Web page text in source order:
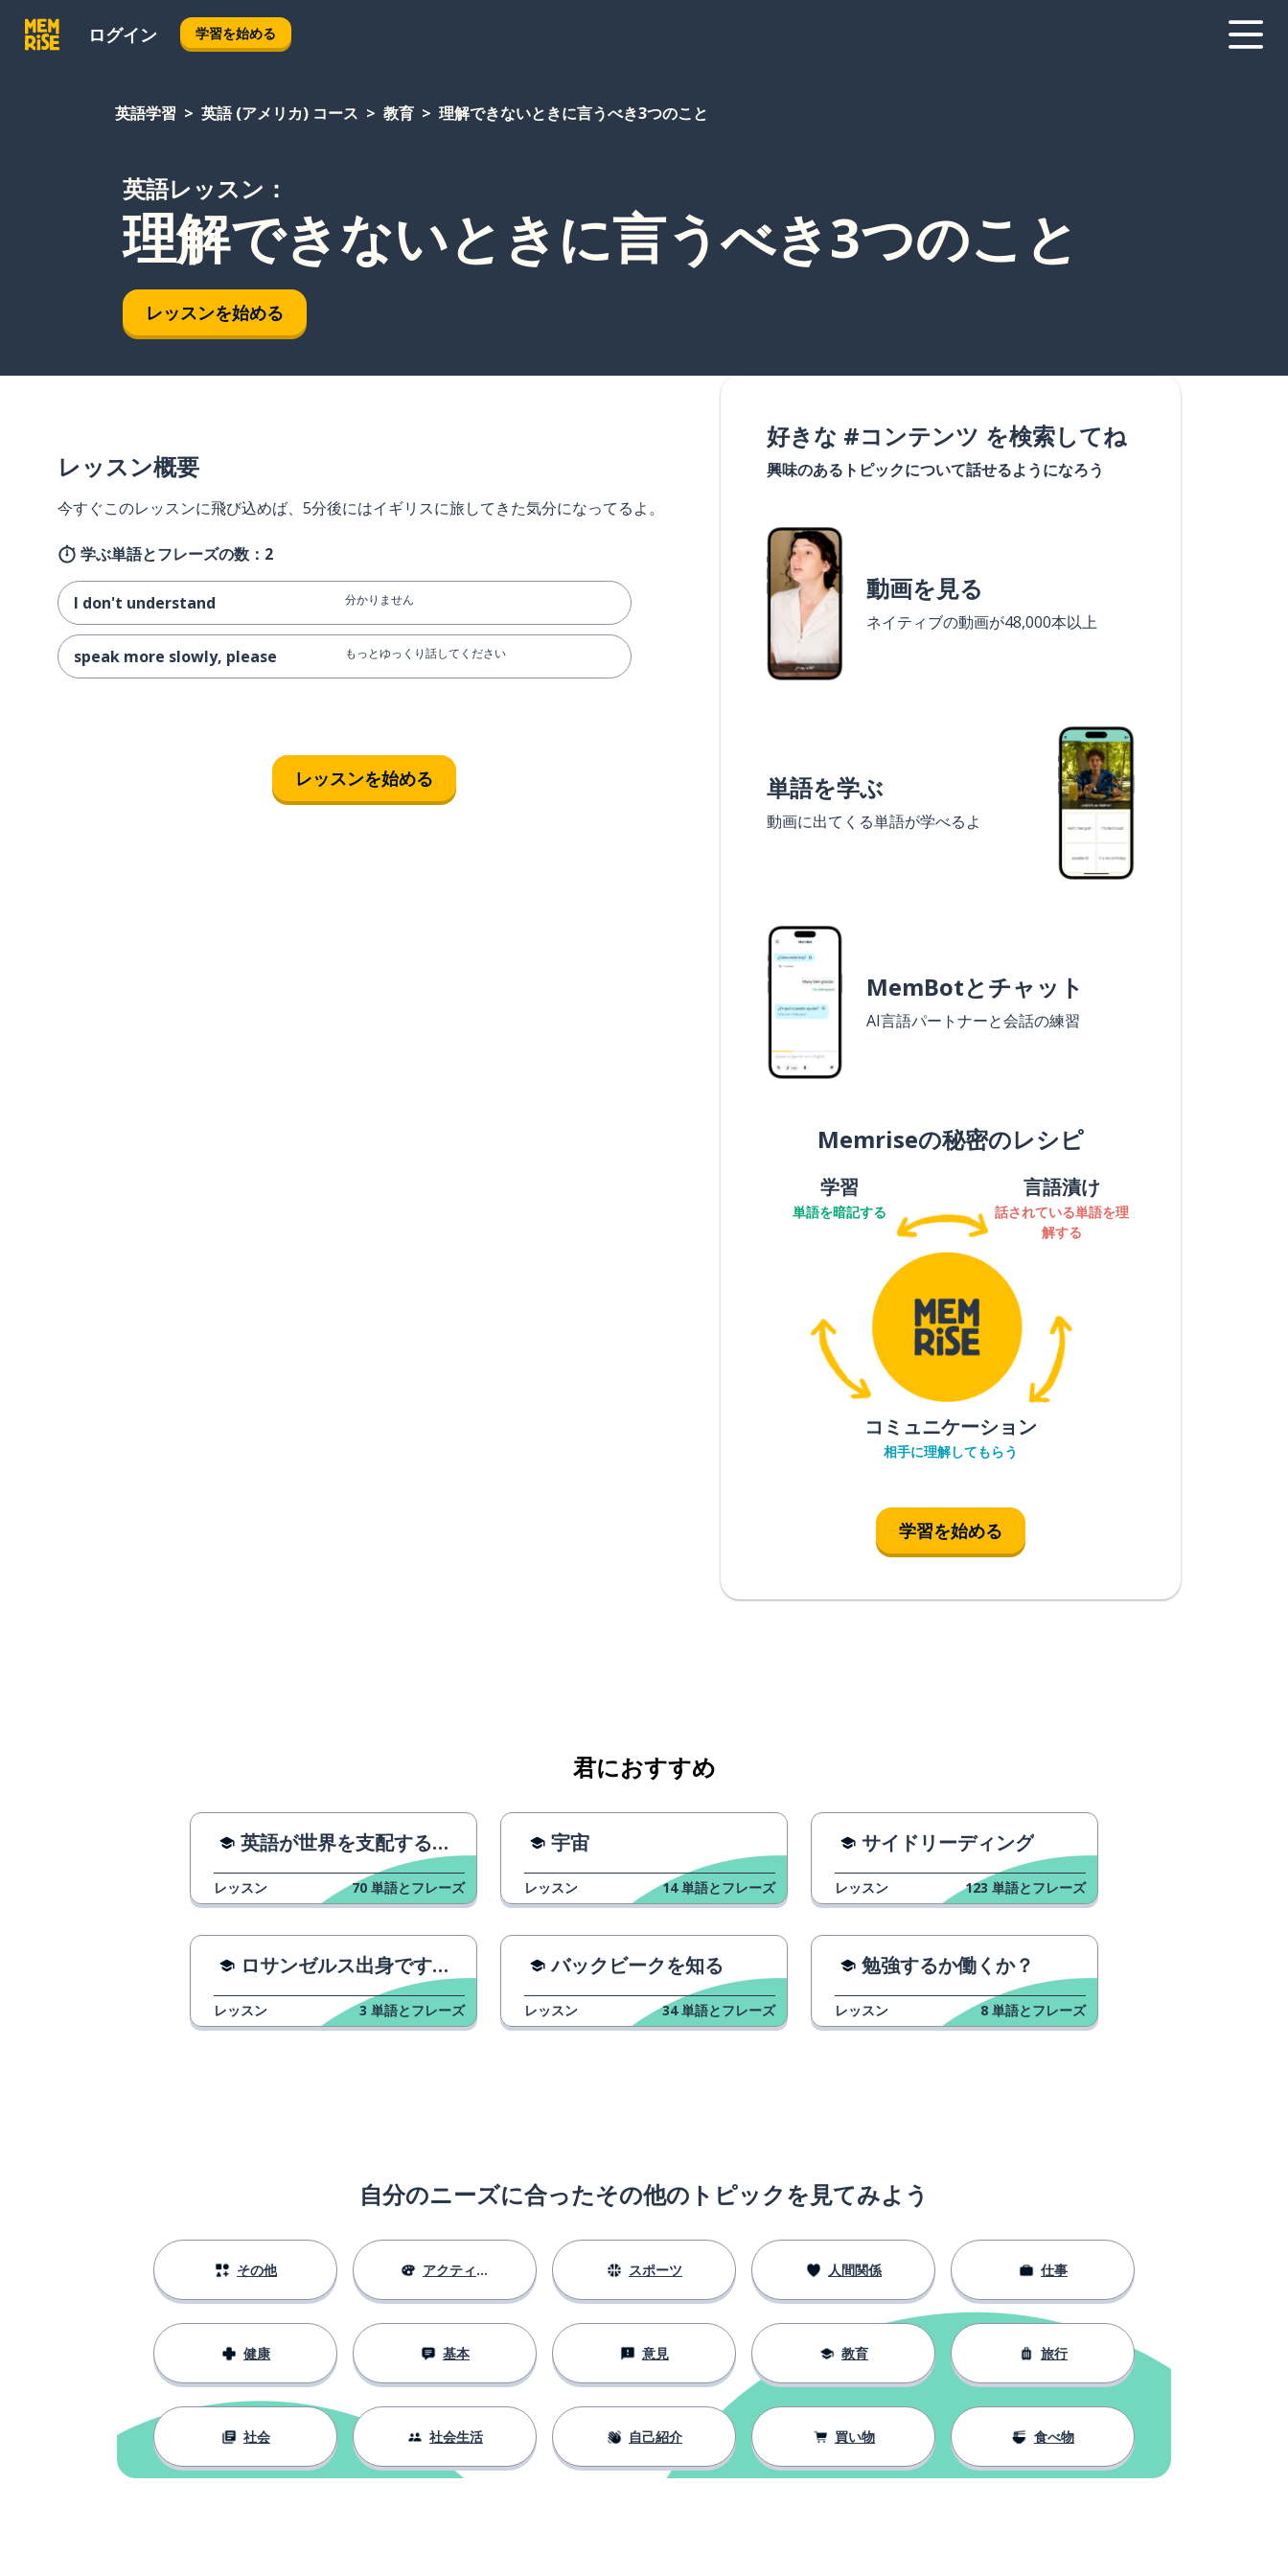
ログイン 学習を始める
英語学習 英語 (アメリカ) コース 教育 理解できないときに言うべき3つのこと
英語レッスン：
理解できないときに言うべき3つのこと
レッスンを始める
レッスン概要
今すぐこのレッスンに飛び込めば、5分後にはイギリスに旅してきた気分になってるよ。
学ぶ単語とフレーズの数：2
I don't understand 分かりません
speak more slowly, please もっとゆっくり話してください
レッスンを始める
好きな #コンテンツ を検索してね
興味のあるトピックについて話せるようになろう
動画を見る
ネイティブの動画が48,000本以上
単語を学ぶ
動画に出てくる単語が学べるよ
MemBotとチャット
AI言語パートナーと会話の練習
Memriseの秘密のレシピ
学習
単語を暗記する
言語漬け
話されている単語を理
解する
コミュニケーション
相手に理解してもらう
学習を始める
君におすすめ
英語が世界を支配するようになった理由
レッスン 70 単語とフレーズ
宇宙
レッスン 14 単語とフレーズ
サイドリーディング
レッスン 123 単語とフレーズ
ロサンゼルス出身ですか？
レッスン 3 単語とフレーズ
バックビークを知る
レッスン 34 単語とフレーズ
勉強するか働くか？
レッスン 8 単語とフレーズ
自分のニーズに合ったその他のトピックを見てみよう
その他 アクティビティ スポーツ 人間関係 仕事
健康 基本 意見 教育 旅行
社会 社会生活 自己紹介 買い物 食べ物